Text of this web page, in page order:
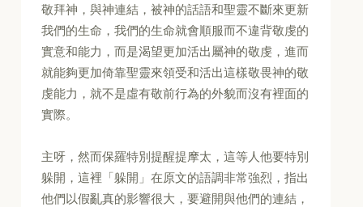
敬拜神，與神連結，被神的話語和聖靈不斷來更新
我們的生命，我們的生命就會順服而不違背敬虔的
實意和能力，而是渴望更加活出屬神的敬虔，進而
就能夠更加倚靠聖靈來領受和活出這樣敬畏神的敬
虔能力，就不是虛有敬前行為的外貌而沒有裡面的
實際。
主呀，然而保羅特別提醒提摩太，這等人他要特別
躲開，這裡「躲開」在原文的語調非常強烈，指出
他們以假亂真的影響很大，要避開與他們的連結，